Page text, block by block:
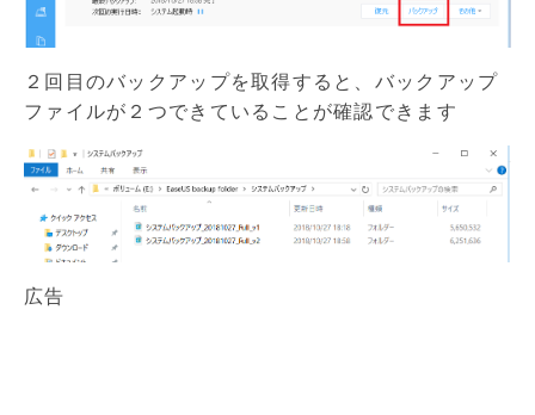
２回目のバックアップを取得すると、バックアップ
ファイルが２つできていることが確認できます
広告